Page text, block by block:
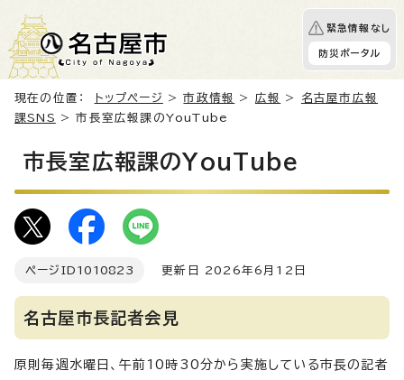
緊急情報なし
防災ポータル
現在の位置： トップページ >市政情報 > 広報 > 名古屋市広報
課SNS
> 市長室広報課のYouTube
市長室広報課のYouTube
ページID 1010823 更新日 2026年6月12日
名古屋市長記者会見
原則毎週水曜日、午前10時30分から実施している市長の記者